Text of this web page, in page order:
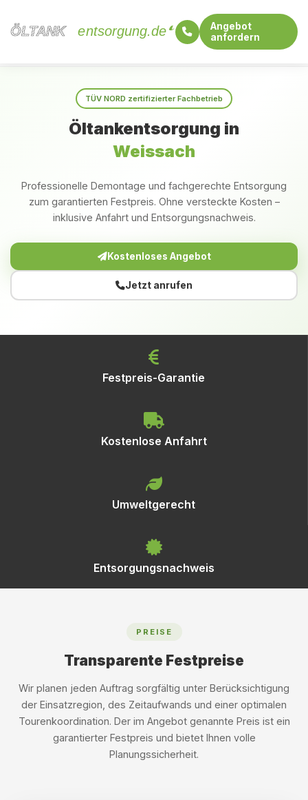
ÖLTANK
ÖLTANK entsorgung.de
Angebot
anfordern
TÜV NORD zertifizierter Fachbetrieb
Öltankentsorgung in
Weissach
Professionelle Demontage und fachgerechte Entsorgung
zum garantierten Festpreis. Ohne versteckte Kosten –
inklusive Anfahrt und Entsorgungsnachweis.
Kostenloses Angebot
Jetzt anrufen
Festpreis-Garantie
Kostenlose Anfahrt
Umweltgerecht
Entsorgungsnachweis
PREISE
Transparente Festpreise
Wir planen jeden Auftrag sorgfältig unter Berücksichtigung
der Einsatzregion, des Zeitaufwands und einer optimalen
Tourenkoordination. Der im Angebot genannte Preis ist ein
garantierter Festpreis und bietet Ihnen volle
Planungssicherheit.